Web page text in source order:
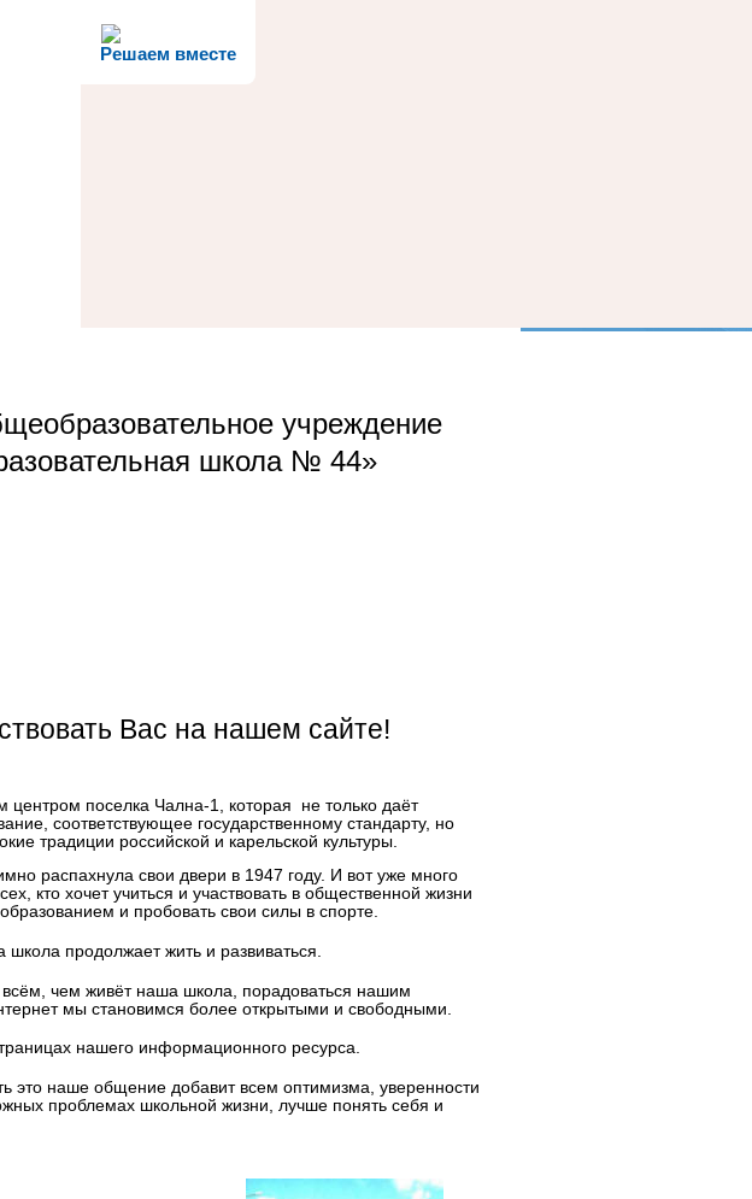
Решаем вместе
учреждение
школа № 44»
Вас на нашем сайте!
центром поселка Чална-1, которая не только даёт
соответствующее государственному стандарту, но
традиции российской и карельской культуры.
распахнула свои двери в 1947 году. И вот уже много
кто хочет учиться и участвовать в общественной жизни
и пробовать свои силы в спорте.
продолжает жить и развиваться.
чем живёт наша школа, порадоваться нашим
мы становимся более открытыми и свободными.
нашего информационного ресурса.
наше общение добавит всем оптимизма, уверенности
проблемах школьной жизни, лучше понять себя и